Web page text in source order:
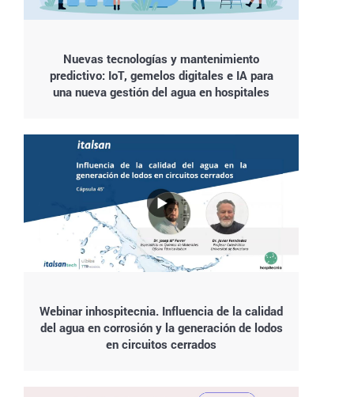
Nuevas tecnologías y mantenimiento
predictivo: IoT, gemelos digitales e IA para
una nueva gestión del agua en hospitales
Webinar inhospitecnia. Influencia de la calidad
del agua en corrosión y la generación de lodos
en circuitos cerrados